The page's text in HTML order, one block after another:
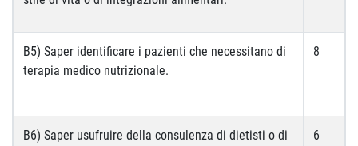
B5) Saper identificare i pazienti che necessitano di
terapia medico nutrizionale.
8
B6) Saper usufruire della consulenza di dietisti o di
6